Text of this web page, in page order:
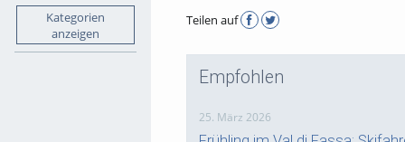
Kategorien
anzeigen
Teilen auf
Empfohlen
25. März 2026